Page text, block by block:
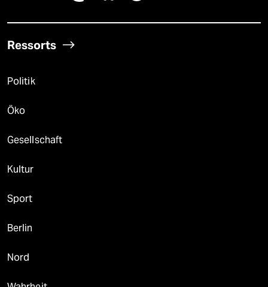
Ressorts
Politik
Öko
Gesellschaft
Kultur
Sport
Berlin
Nord